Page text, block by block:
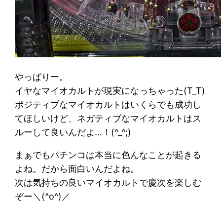
やっぱりー。
イヤなマイオカルトが現実になっちゃった(T_T)
ポジティブなマイオカルトはいくらでも成功し
てほしいけど、ネガティブなマイオカルトはス
ルーして良いんだよ…！(^_^;)
まぁでもパチンコは本当に色んなことが起きる
よね。だから面白いんだよね。
次は気持ちの良いマイオカルトで慶次を楽しむ
ぞー＼(^o^)／